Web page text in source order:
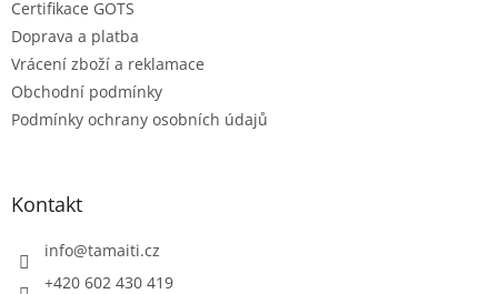
Certifikace GOTS
Doprava a platba
Vrácení zboží a reklamace
Obchodní podmínky
Podmínky ochrany osobních údajů
Kontakt
info@tamaiti.cz
+420 602 430 419